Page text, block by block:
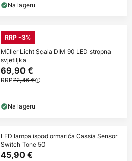
Na lageru
RRP -3%
Müller Licht Scala DIM 90 LED stropna
svjetiljka
69,90 €
RRP72,46 €
Na lageru
LED lampa ispod ormarića Cassia Sensor
Switch Tone 50
45,90 €